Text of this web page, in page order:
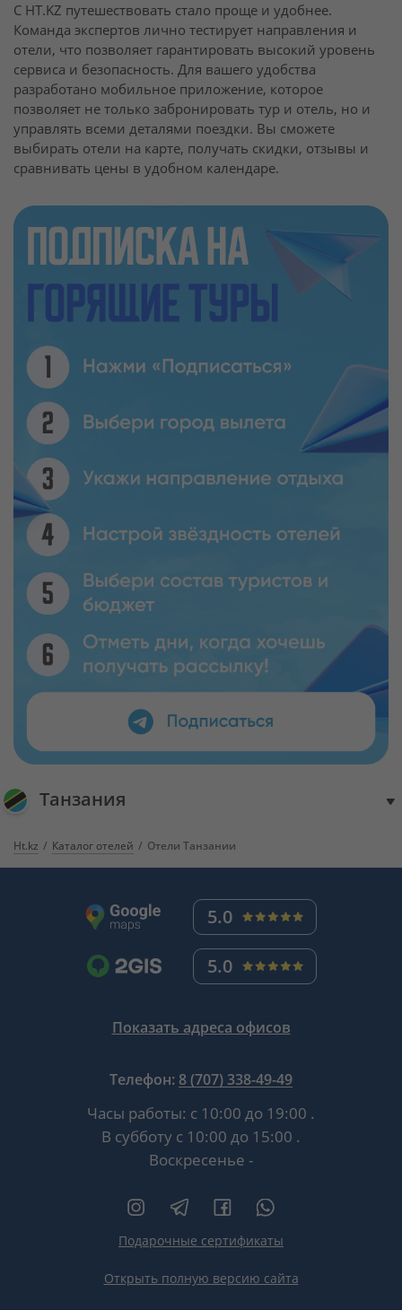
С HT.KZ путешествовать стало проще и удобнее.
Команда экспертов лично тестирует направления и
отели, что позволяет гарантировать высокий уровень
сервиса и безопасность. Для вашего удобства
разработано мобильное приложение, которое
позволяет не только забронировать тур и отель, но и
управлять всеми деталями поездки. Вы сможете
выбирать отели на карте, получать скидки, отзывы и
сравнивать цены в удобном календаре.
Танзания
Ht.kz Каталог отелей Отели Танзании
5.0
5.0
Показать адреса офисов
Телефон: 8 (707) 338-49-49
Часы работы: с 10:00 до 19:00 .
В субботу с 10:00 до 15:00 .
Воскресенье -
Подарочные сертификаты
Открыть полную версию сайта